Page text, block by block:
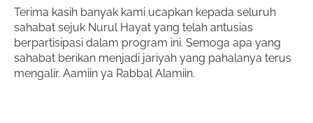
Terima kasih banyak kami ucapkan kepada seluruh
sahabat sejuk Nurul Hayat yang telah antusias
berpartisipasi dalam program ini. Semoga apa yang
sahabat berikan menjadi jariyah yang pahalanya terus
mengalir. Aamiin ya Rabbal Alamiin.